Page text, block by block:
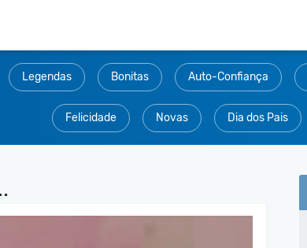
Legendas Bonitas Auto-Confiança
Felicidade Novas Dia dos Pais